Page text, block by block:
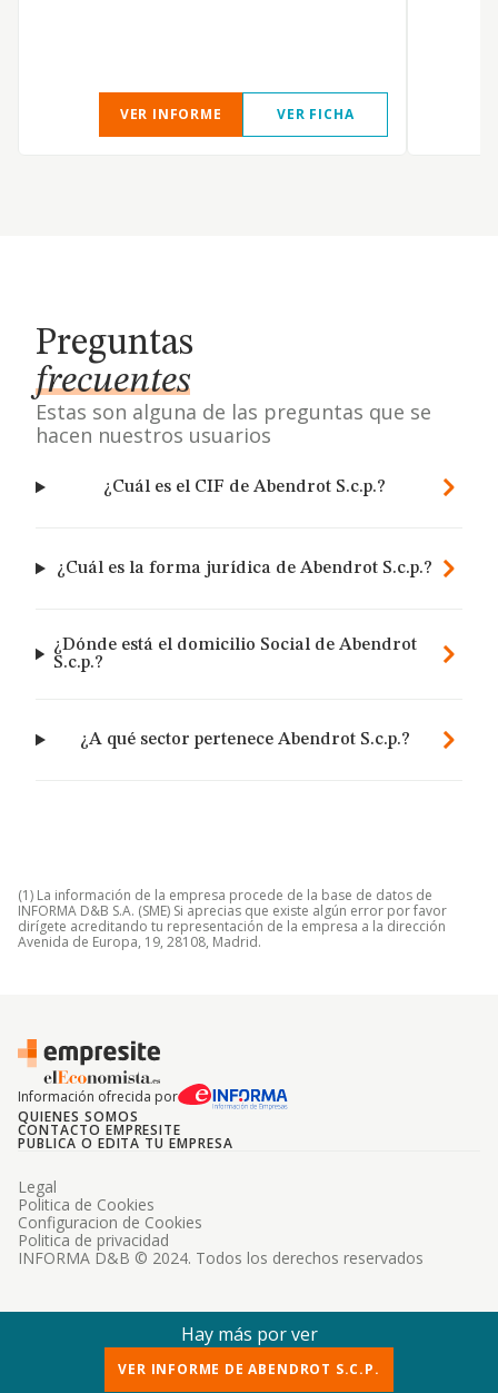
VER INFORME VER FICHA
Preguntas
frecuentes
Estas son alguna de las preguntas que se
hacen nuestros usuarios
¿Cuál es el CIF de Abendrot S.c.p.?
¿Cuál es la forma jurídica de Abendrot S.c.p.?
¿Dónde está el domicilio Social de Abendrot
S.c.p.?
¿A qué sector pertenece Abendrot S.c.p.?
(1) La información de la empresa procede de la base de datos de
INFORMA D&B S.A. (SME) Si aprecias que existe algún error por favor
dirígete acreditando tu representación de la empresa a la dirección
Avenida de Europa, 19, 28108, Madrid.
Información ofrecida por
QUIENES SOMOS
CONTACTO EMPRESITE
PUBLICA O EDITA TU EMPRESA
INFORMA D&B © 2024. Todos los derechos reservados
Legal
Politica de Cookies
Configuracion de Cookies
Politica de privacidad
Hay más por ver
VER INFORME DE ABENDROT S.C.P.